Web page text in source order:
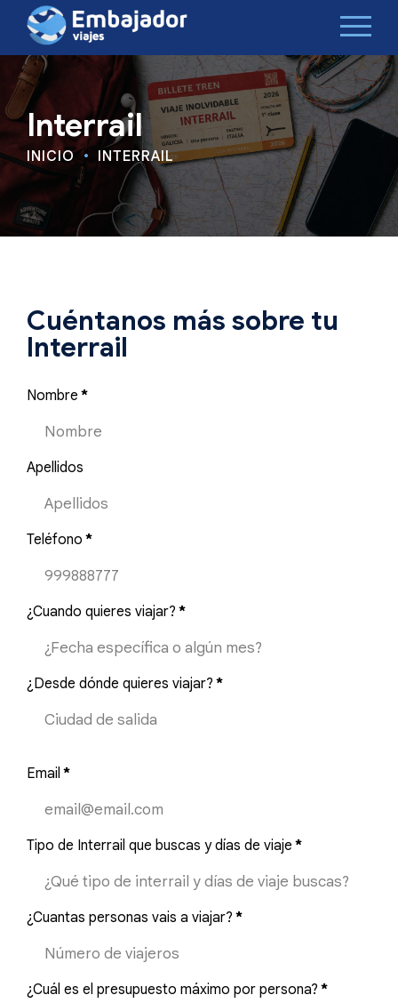
Interrail
INICIO INTERRAIL
Cuéntanos más sobre tu
Interrail
Nombre *
Apellidos
Teléfono *
¿Cuando quieres viajar? *
¿Desde dónde quieres viajar? *
Email *
Tipo de Interrail que buscas y días de viaje *
¿Cuantas personas vais a viajar? *
¿Cuál es el presupuesto máximo por persona? *